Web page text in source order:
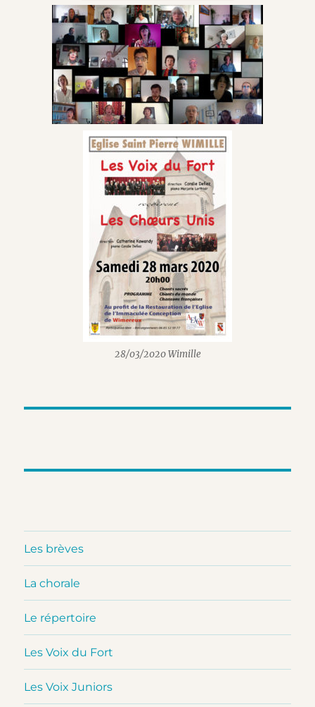
28/03/2020 Wimille
Les brèves
La chorale
Le répertoire
Les Voix du Fort
Les Voix Juniors